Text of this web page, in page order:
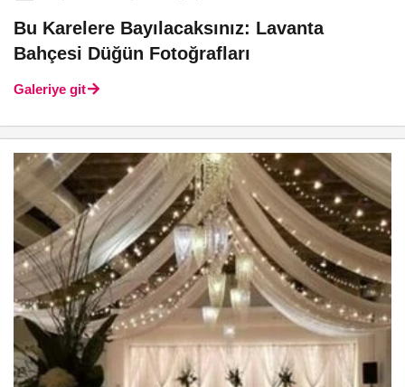
Bu Karelere Bayılacaksınız: Lavanta
Bahçesi Düğün Fotoğrafları
Galeriye git